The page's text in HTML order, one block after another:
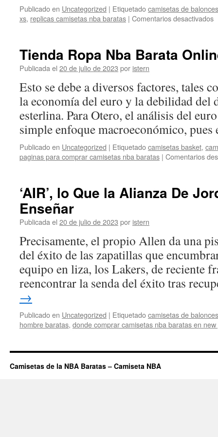
Publicado en Uncategorized | Etiquetadocamisetas de
xs, replicas camisetas nba baratas | Comentarios desactivados
Tienda Ropa Nba Barata
Publicada el 20 de julio de 2023 por istern
Esto se debe a diversos factores, tales
la economía del euro y la debilidad del
esterlina. Para Otero, el análisis del
simple enfoque macroeconómico,
Publicado en Uncategorized | Etiquetadocamisetas basket,
paginas para comprar camisetas nba baratas | Comentarios
‘AIR’, lo Que la Alianza De
Enseñar
Publicada el 20 de julio de 2023 por istern
Precisamente, el propio Allen da una
del éxito de las zapatillas que
equipo en liza, los Lakers, de reciente
reencontrar la senda del éxito tras
→
Publicado en Uncategorized | Etiquetadocamisetas de
hombre baratas, donde comprar camisetas nba baratas en new
Camisetas de la NBA Baratas – Camiseta NBA